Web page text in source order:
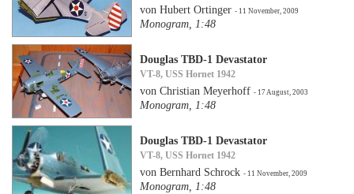
von Hubert Ortinger- 11 November, 2009
Monogram, 1:48
Douglas TBD-1 Devastator
VT-8, USS Hornet 1942
von Christian Meyerhoff- 17 August, 2003
Monogram, 1:48
Douglas TBD-1 Devastator
VT-8, USS Hornet 1942
von Bernhard Schrock- 11 November, 2009
Monogram, 1:48